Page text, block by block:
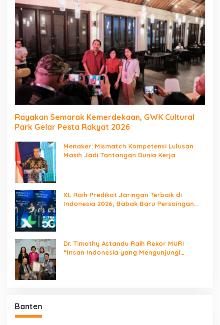
Rayakan Semarak Kemerdekaan, GWK Cultural
Park Gelar Pesta Rakyat 2026
Menaker: Mismatch Kompetensi Lulusan
Masih Jadi Tantangan Dunia Kerja
XL Raih Predikat Jaringan Terbaik di
Indonesia 2026, Babak Baru Persaingan
Dr. Timothy Astandu Raih Rekor MURI
“Insan Indonesia yang Mengunjungi
Banten